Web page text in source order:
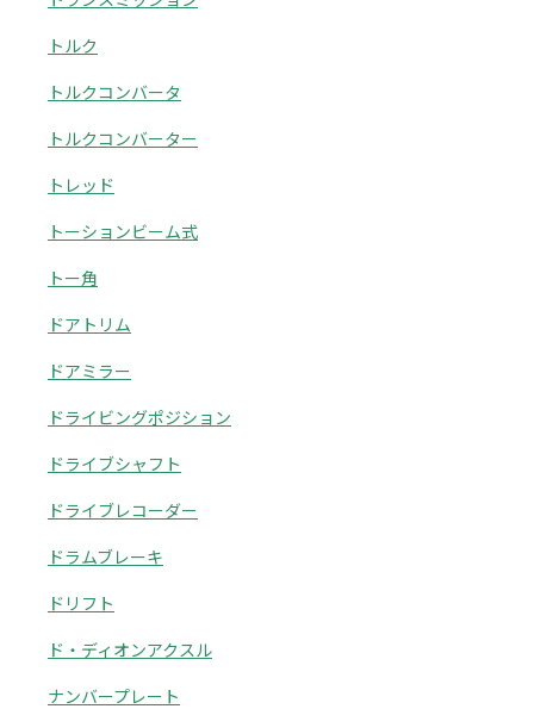
トルク
トルクコンバータ
トルクコンバーター
トレッド
トーションビーム式
トー角
ドアトリム
ドアミラー
ドライビングポジション
ドライブシャフト
ドライブレコーダー
ドラムブレーキ
ドリフト
ド・ディオンアクスル
ナンバープレート